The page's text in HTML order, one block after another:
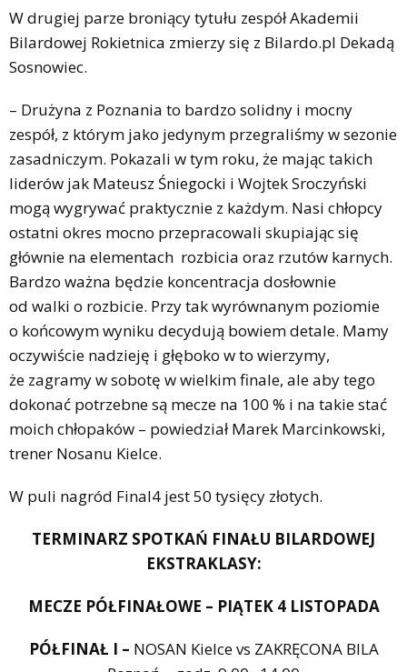
W drugiej parze broniący tytułu zespół Akademii
Bilardowej Rokietnica zmierzy się z Bilardo.pl Dekadą
Sosnowiec.
– Drużyna z Poznania to bardzo solidny i mocny
zespół, z którym jako jedynym przegraliśmy w sezonie
zasadniczym. Pokazali w tym roku, że mając takich
liderów jak Mateusz Śniegocki i Wojtek Sroczyński
mogą wygrywać praktycznie z każdym. Nasi chłopcy
ostatni okres mocno przepracowali skupiając się
głównie na elementach rozbicia oraz rzutów karnych.
Bardzo ważna będzie koncentracja dosłownie
od walki o rozbicie. Przy tak wyrównanym poziomie
o końcowym wyniku decydują bowiem detale. Mamy
oczywiście nadzieję i głęboko w to wierzymy,
że zagramy w sobotę w wielkim finale, ale aby tego
dokonać potrzebne są mecze na 100 % i na takie stać
moich chłopaków – powiedział Marek Marcinkowski,
trener Nosanu Kielce.
W puli nagród Final4 jest 50 tysięcy złotych.
TERMINARZ SPOTKAŃ FINAŁU BILARDOWEJ
EKSTRAKLASY:
MECZE PÓŁFINAŁOWE – PIĄTEK 4 LISTOPADA
PÓŁFINAŁ I – NOSAN Kielce vs ZAKRĘCONA BILA